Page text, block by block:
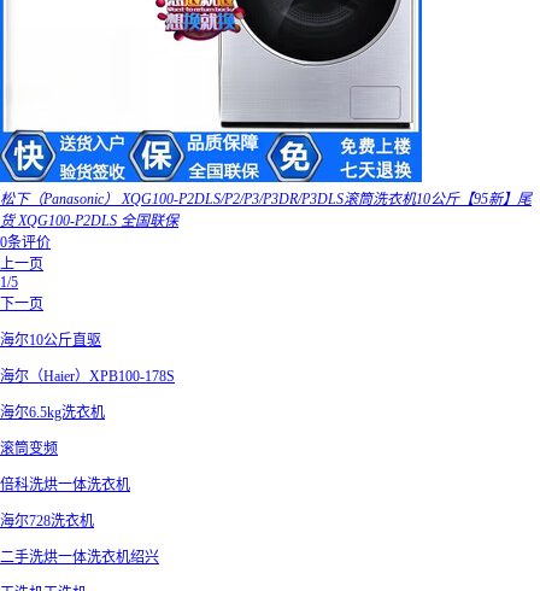
松下（Panasonic） XQG100-P2DLS/P2/P3/P3DR/P3DLS滚筒洗衣机10公斤【95新】尾
货 XQG100-P2DLS 全国联保
0条评价
上一页
1/5
下一页
海尔10公斤直驱
海尔（Haier）XPB100-178S
海尔6.5kg洗衣机
滚筒变频
倍科洗烘一体洗衣机
海尔728洗衣机
二手洗烘一体洗衣机绍兴